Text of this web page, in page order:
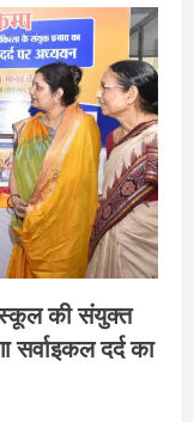
स्कूल की संयुक्त
दर्द का
प्रदेश
संगठन को मिले
विजयी भव का